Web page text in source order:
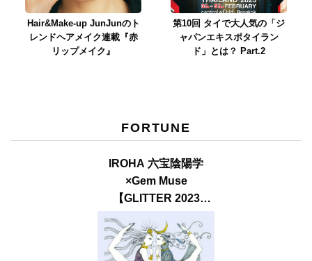
Hair&Make-up JunJunのト
レンドヘアメイク連載『赤
リップメイク』
第10回 タイで大人気の「ジ
ャパンエキスポタイラン
ド」とは？ Part.2
FORTUNE
IROHA 六宝陰陽学
×Gem Muse
【GLITTER 2023
SUMMER issue】